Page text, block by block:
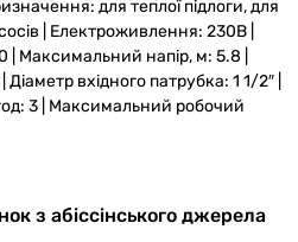
для теплої підлоги, для
| Електроживлення: 230В |
Максимальний напір, м: 5.8 |
вхідного патрубка: 1 1/2″ |
3 | Максимальний робочий
з абіссінського джерела